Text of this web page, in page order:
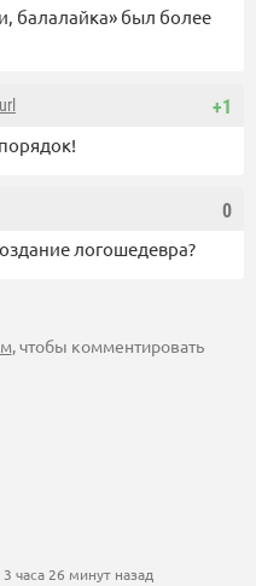
балалайка» был более
+1
url
0
логошедевра?
, чтобы комментировать
часа 26 минут назад